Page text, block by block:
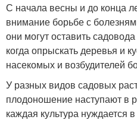
С начала весны и до конца
внимание борьбе с
они могут оставить
когда опрыскать деревья и
насекомых и возбудителей
У разных видов садовых
плодоношение наступают в
каждая культура нуждается